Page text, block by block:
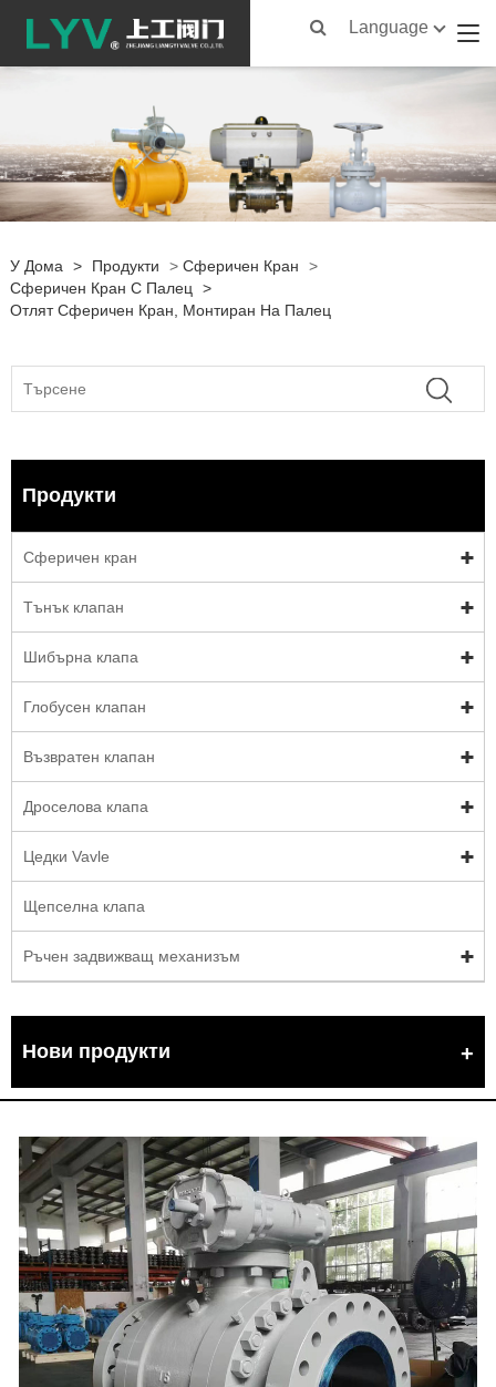
Language
У Дома > Продукти > Сферичен Кран
>
Сферичен Кран С Палец
>
Отлят Сферичен Кран, Монтиран На Палец
Продукти
Сферичен кран
Тънък клапан
Шибърна клапа
Глобусен клапан
Възвратен клапан
Дроселова клапа
Цедки Vavle
Щепселна клапа
Ръчен задвижващ механизъм
Нови продукти